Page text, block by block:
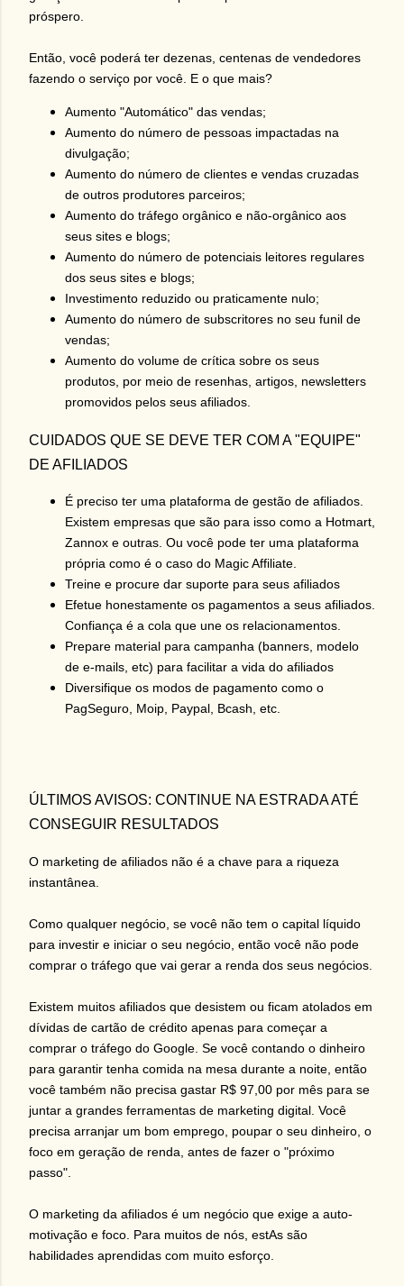
próspero.
Então, você poderá ter dezenas, centenas de vendedores
fazendo o serviço por você. E o que mais?
Aumento "Automático" das vendas;
Aumento do número de pessoas impactadas na
divulgação;
Aumento do número de clientes e vendas cruzadas
de outros produtores parceiros;
Aumento do tráfego orgânico e não-orgânico aos
seus sites e blogs;
Aumento do número de potenciais leitores regulares
dos seus sites e blogs;
Investimento reduzido ou praticamente nulo;
Aumento do número de subscritores no seu funil de
vendas;
Aumento do volume de crítica sobre os seus
produtos, por meio de resenhas, artigos, newsletters
promovidos pelos seus afiliados.
CUIDADOS QUE SE DEVE TER COM A "EQUIPE"
DE AFILIADOS
É preciso ter uma plataforma de gestão de afiliados.
Existem empresas que são para isso como a Hotmart,
Zannox e outras. Ou você pode ter uma plataforma
própria como é o caso do Magic Affiliate.
Treine e procure dar suporte para seus afiliados
Efetue honestamente os pagamentos a seus afiliados.
Confiança é a cola que une os relacionamentos.
Prepare material para campanha (banners, modelo
de e-mails, etc) para facilitar a vida do afiliados
Diversifique os modos de pagamento como o
PagSeguro, Moip, Paypal, Bcash, etc.
ÚLTIMOS AVISOS: CONTINUE NA ESTRADA ATÉ
CONSEGUIR RESULTADOS
O marketing de afiliados não é a chave para a riqueza
instantânea.
Como qualquer negócio, se você não tem o capital líquido
para investir e iniciar o seu negócio, então você não pode
comprar o tráfego que vai gerar a renda dos seus negócios.
Existem muitos afiliados que desistem ou ficam atolados em
dívidas de cartão de crédito apenas para começar a
comprar o tráfego do Google. Se você contando o dinheiro
para garantir tenha comida na mesa durante a noite, então
você também não precisa gastar R$ 97,00 por mês para se
juntar a grandes ferramentas de marketing digital. Você
precisa arranjar um bom emprego, poupar o seu dinheiro, o
foco em geração de renda, antes de fazer o "próximo
passo".
O marketing da afiliados é um negócio que exige a auto-
motivação e foco. Para muitos de nós, estAs são
habilidades aprendidas com muito esforço.